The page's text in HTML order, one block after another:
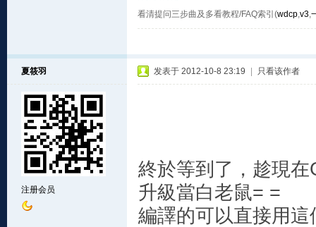
看清提问三步曲及多看教程/FAQ索引(wdcp,v3,
夏筱羽
注册会员
发表于 2012-10-8 23:19 只看该作者
終於等到了，趁現
升級當白老鼠= =
編譯的可以直接用這